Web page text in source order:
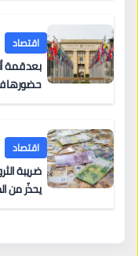
اقتصاد
بعد قمة
حضورها
اقتصاد
يحذّر من